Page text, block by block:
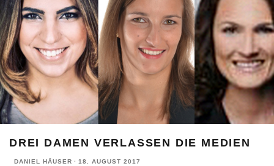
DREI DAMEN VERLASSEN DIE MEDIEN
DANIEL HÄUSER · 18. AUGUST 2017